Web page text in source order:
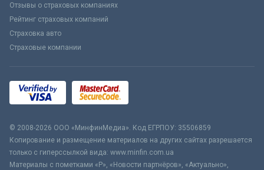
Отзывы о страховых компаниях
Рейтинг страховых компаний
Страховка авто
Страховые компании
© 2008-2026 ООО «МинфинМедиа». Код ЕГРПОУ: 35506859
Копирование и размещение материалов на других сайтах разрешается
только с гиперссылкой вида: www.minfin.com.ua
Материалы с пометками «Р», «Новости партнёров», «Актуально»,